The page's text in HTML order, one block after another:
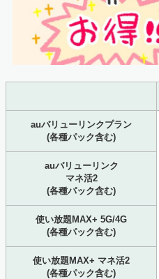
auバリューリンクプラン
(各種パック含む)
auバリューリンク
マネ活2
(各種パック含む)
使い放題MAX+ 5G/4G
(各種パック含む)
使い放題MAX+ マネ活2
(各種パック含む)